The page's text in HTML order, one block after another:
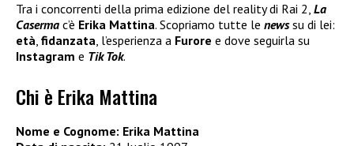
Tra i concorrenti della prima edizione del reality di Rai 2, La
Caserma c’è Erika Mattina. Scopriamo tutte le newssu di lei:
età, fidanzata, l’esperienza a Furore e dove seguirla su
Instagram e Tik Tok.
Chi è Erika Mattina
Nome e Cognome: Erika Mattina